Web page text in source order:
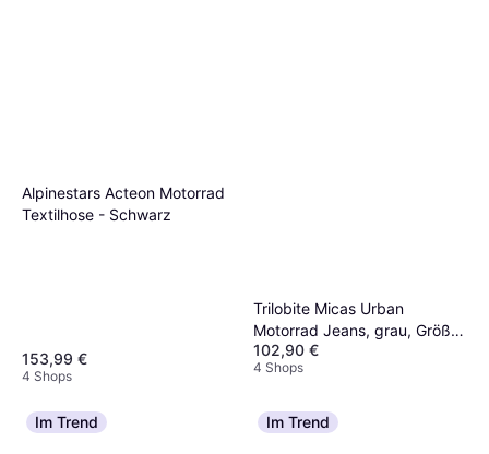
Alpinestars Acteon Motorrad
Textilhose - Schwarz
153,99 €
4 Shops
Trilobite Micas Urban
Motorrad Jeans, grau, Größe
für Männer
102,90 €
4 Shops
Im Trend Im Trend